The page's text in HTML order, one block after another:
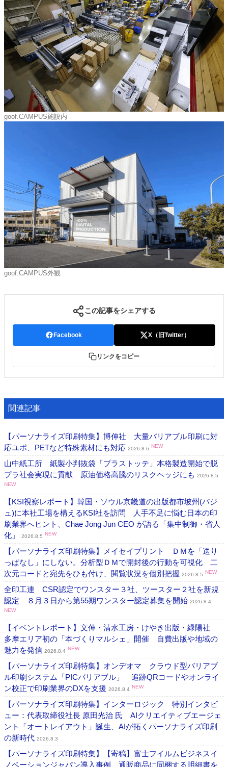
goof.CAMPUS施設内
goof.CAMPUS外観
この記事をシェアする
Facebook X（旧Twitter）
リンクをコピー
関連記事
【パーソナライズ印刷特集】博伸社 大量バリアブル印刷に対
応ユポ、PETなど特殊素材にも対応 2026.8.6 NEW
山中紙工所 紙製小判抜袋「プラストッテ」本格製造開始で脱
プラ社会実現に貢献 原油価格高騰のリスクヘッジにも 2026.8.5
NEW
【KSI視察レポート】韓国・ソウル京畿道の出版都市坡州(パジ
ュ)に本社工場を構えるKSI社を訪問 人手不足に悩む日本の印
刷業界へヒント、Chae Jong Jun CEO が語る「集中制御・省人
化」
2026.8.5 NEW
【パーソナライズ印刷特集】メイセイプリント ＤＭを「送り
っぱなし」にしない。分析型ＤＭで開封後の行動を可視化 二
次元コードと宛先をひも付け、閲覧状況を個別把握 2026.8.5 NEW
全印工連 CSR認定でワンスター３社、ツースター２社を新規
認定 ８月３日から第55期ワンスター認定募集を開始 2026.8.4
NEW
【イベントレポート】文伸・清水工房・けやき出版・緑陽社
多摩エリア初の「本づくりマルシェ」開催 自費出版や地域の
魅力を発信 2026.8.4 NEW
【パーソナライズ印刷特集】オンデオマ クラウド型バリアブ
ル印刷システム「PICバリアブル」 追跡QRコードやオンライ
ン校正で印刷業界のDXを支援 2026.8.4 NEW
【パーソナライズ印刷特集】インターロジック 特別インタビ
ュー：代表取締役社長 原田光治 氏 AIクリエイティブエージェ
ント「オートレイアウト」誕生、AIが拓くパーソナライズ印刷
の新時代 2026.8.3
【パーソナライズ印刷特集】【寄稿】富士フイルムビジネスイ
ノベーションジャパン導入事例 通販商品に同梱する明細書を